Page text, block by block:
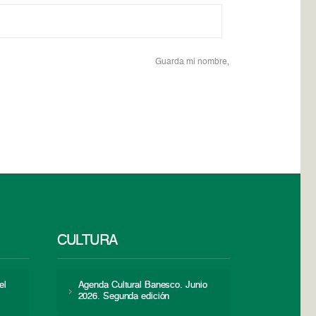
Guarda mi nombre,
CULTURA
Agenda Cultural Banesco. Junio
2026. Segunda edición